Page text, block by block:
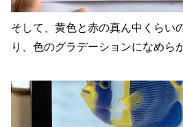
そして、黄色と赤の真ん中くらい
り、色のグラデーションになめら